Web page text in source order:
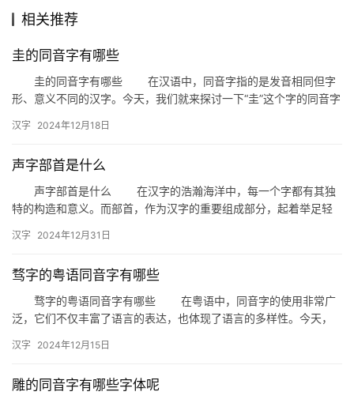
组
词
拼
音
相关推荐
圭的同音字有哪些
圭的同音字有哪些 在汉语中，同音字指的是发音相同但字
形、意义不同的汉字。今天，我们就来探讨一下“圭”这个字的同音字
汉字 2024年12月18日
声字部首是什么
声字部首是什么 在汉字的浩瀚海洋中，每一个字都有其独
特的构造和意义。而部首，作为汉字的重要组成部分，起着举足轻
首。…
汉字 2024年12月31日
骛字的粤语同音字有哪些
骛字的粤语同音字有哪些 在粤语中，同音字的使用非常广
泛，它们不仅丰富了语言的表达，也体现了语言的多样性。今天，
常…
汉字 2024年12月15日
雕的同音字有哪些字体呢